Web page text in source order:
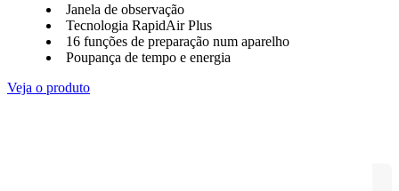
Janela de observação
Tecnologia RapidAir Plus
16 funções de preparação num aparelho
Poupança de tempo e energia
Veja o produto